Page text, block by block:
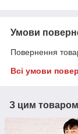
Умови
Повернення
Всі умови
З цим